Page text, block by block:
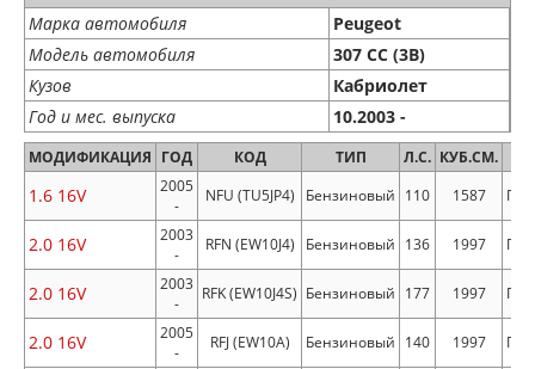
Марка автомобиля
Peugeot
Модель автомобиля
307 CC (3B)
Кузов
Кабриолет
Год и мес. выпуска
10.2003 -
МОДИФИКАЦИЯ ГОД КОД ТИП Л.С. КУБ.СМ.
1.6 16V
2005
-
NFU (TU5JP4) Бензиновый 110 1587
2.0 16V
2003
-
RFN (EW10J4) Бензиновый 136 1997
2.0 16V
2003
-
RFK (EW10J4S) Бензиновый 177 1997
2.0 16V
2005
-
RFJ (EW10A) Бензиновый 140 1997